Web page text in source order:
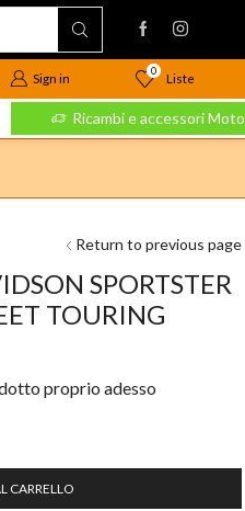
Sign in
0
Liste
Ricambi e accessori Moto
Return to previous page
SPORTSTER
TOURING
proprio adesso
CARRELLO